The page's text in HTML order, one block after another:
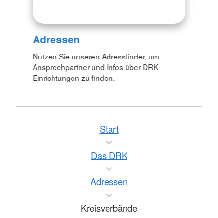
Adressen
Nutzen Sie unseren Adressfinder, um
Ansprechpartner und Infos über DRK-
Einrichtungen zu finden.
Start
Das DRK
Adressen
Kreisverbände